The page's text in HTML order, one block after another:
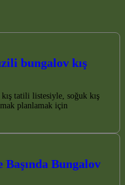
bungalov kış
tatili listesiyle, soğuk kış
planlamak için
Başında Bungalov